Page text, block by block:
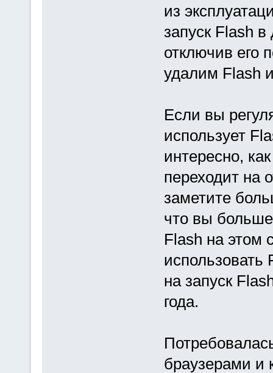
из
запуск Flash в
отключив его
удалим Flash
Если вы
использует
интересно,
переходит на
заметите
что вы больше
Flash на этом
использовать
на запуск
года.
браузерами и